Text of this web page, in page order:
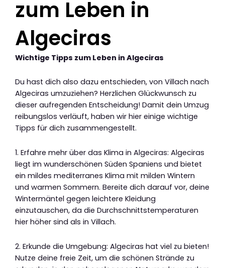
zum Leben in
Algeciras
Wichtige Tipps zum Leben in Algeciras
Du hast dich also dazu entschieden, von Villach nach
Algeciras umzuziehen? Herzlichen Glückwunsch zu
dieser aufregenden Entscheidung! Damit dein Umzug
reibungslos verläuft, haben wir hier einige wichtige
Tipps für dich zusammengestellt.
1. Erfahre mehr über das Klima in Algeciras: Algeciras
liegt im wunderschönen Süden Spaniens und bietet
ein mildes mediterranes Klima mit milden Wintern
und warmen Sommern. Bereite dich darauf vor, deine
Wintermäntel gegen leichtere Kleidung
einzutauschen, da die Durchschnittstemperaturen
hier höher sind als in Villach.
2. Erkunde die Umgebung: Algeciras hat viel zu bieten!
Nutze deine freie Zeit, um die schönen Strände zu